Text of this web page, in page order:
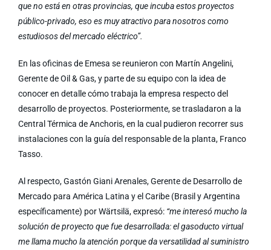
que no está en otras provincias, que incuba estos proyectos
público-privado, eso es muy atractivo para nosotros como
estudiosos del mercado eléctrico”.
En las oficinas de Emesa se reunieron con Martín Angelini,
Gerente de Oil & Gas, y parte de su equipo con la idea de
conocer en detalle cómo trabaja la empresa respecto del
desarrollo de proyectos. Posteriormente, se trasladaron a la
Central Térmica de Anchoris, en la cual pudieron recorrer sus
instalaciones con la guía del responsable de la planta, Franco
Tasso.
Al respecto, Gastón Giani Arenales, Gerente de Desarrollo de
Mercado para América Latina y el Caribe (Brasil y Argentina
específicamente) por Wärtsilä, expresó: “me interesó mucho la
solución de proyecto que fue desarrollada: el gasoducto virtual
me llama mucho la atención porque da versatilidad al suministro